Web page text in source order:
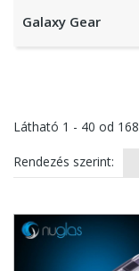
Galaxy Gear
Látható 1 - 40 od 168
Rendezés szerint: